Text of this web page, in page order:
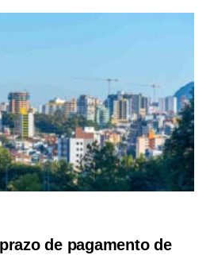
de pagamento de